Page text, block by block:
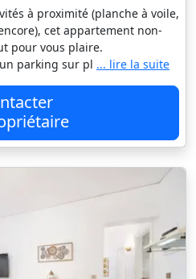
à proximité (planche à voile,
cet appartement non-
pour vous plaire.
parking sur pl ... lire la suite